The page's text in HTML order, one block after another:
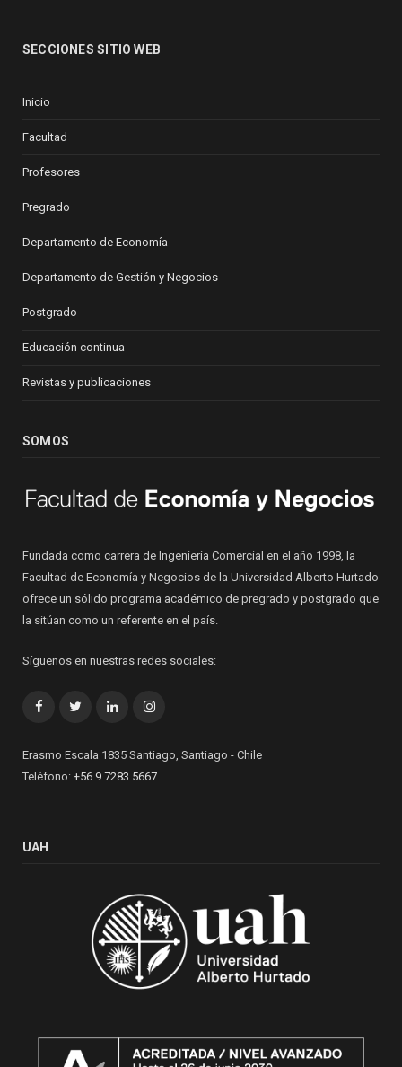
SECCIONES SITIO WEB
Inicio
Facultad
Profesores
Pregrado
Departamento de Economía
Departamento de Gestión y Negocios
Postgrado
Educación continua
Revistas y publicaciones
SOMOS
Fundada como carrera de Ingeniería Comercial en el año 1998, la
Facultad de Economía y Negocios de la Universidad Alberto Hurtado
ofrece un sólido programa académico de pregrado y postgrado que
la sitúan como un referente en el país.
Síguenos en nuestras redes sociales:
FacebookTwitterLinkedInInstagram
Erasmo Escala 1835 Santiago, Santiago - Chile
Teléfono: +56 9 7283 5667
UAH